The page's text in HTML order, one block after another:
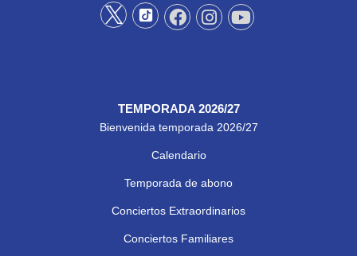
TEMPORADA 2026/27
Bienvenida temporada 2026/27
Calendario
Temporada de abono
Conciertos Extraordinarios
Conciertos Familiares